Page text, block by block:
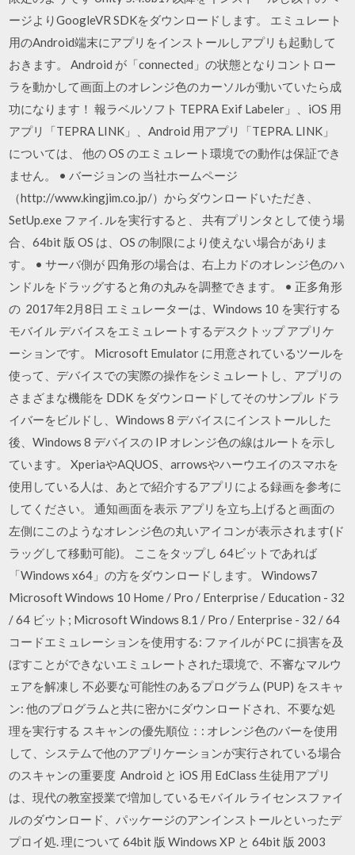
ージよりGoogleVR SDKをダウンロードします。 エミュレート
用のAndroid端末にアプリをインストールしアプリも起動して
おきます。 Android が「connected」の状態となりコントロー
ラを動かして画面上のオレンジ色のカーソルが動いていたら成
功になります！ 報ラベルソフト TEPRA Exif Labeler」、iOS 用
アプリ「TEPRA LINK」、Android 用アプリ「TEPRA. LINK」
については、 他の OS のエミュレート環境での動作は保証でき
ません。 • バージョンの 当社ホームページ
（http://www.kingjim.co.jp/）からダウンロードいただき、
SetUp.exe ファイ. ルを実行すると、 共有プリンタとして使う場
合、64bit 版 OS は、OS の制限により使えない場合がありま
す。 • サーバ側が 四角形の場合は、右上カドのオレンジ色のハ
ンドルをドラッグすると角の丸みを調整できます。 • 正多角形
の 2017年2月8日 エミュレーターは、Windows 10 を実行する
モバイル デバイスをエミュレートするデスクトップ アプリケ
ーションです。 Microsoft Emulator に用意されているツールを
使って、デバイスでの実際の操作をシミュレートし、アプリの
さまざまな機能を DDK をダウンロードしてそのサンプル ドラ
イバーをビルドし、Windows 8 デバイスにインストールした
後、Windows 8 デバイスの IP オレンジ色の線はルートを示し
ています。 XperiaやAQUOS、arrowsやハーウエイのスマホを
使用している人は、あとで紹介するアプリによる録画を参考に
してください。 通知画面を表示 アプリを立ち上げると画面の
左側にこのようなオレンジ色の丸いアイコンが表示されます(ド
ラッグして移動可能)。 ここをタップし 64ビットであれば
「Windows x64」の方をダウンロードします。 Windows7
Microsoft Windows 10 Home / Pro / Enterprise / Education - 32
/ 64 ビット; Microsoft Windows 8.1 / Pro / Enterprise - 32 / 64
コードエミュレーションを使用する: ファイルが PC に損害を及
ぼすことができないエミュレートされた環境で、不審なマルウ
ェアを解凍し 不必要な可能性のあるプログラム (PUP) をスキャ
ン: 他のプログラムと共に密かにダウンロードされ、不要な処
理を実行する スキャンの優先順位：: オレンジ色のバーを使用
して、システムで他のアプリケーションが実行されている場合
のスキャンの重要度 Android と iOS 用 EdClass 生徒用アプリ
は、現代の教室授業で増加しているモバイル ライセンスファイ
ルのダウンロード、パッケージのアンインストールといったデ
プロイ処. 理について 64bit 版 Windows XP と 64bit 版 2003